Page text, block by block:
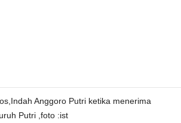
Anggoro Putri ketika menerima
Putri ,foto :ist